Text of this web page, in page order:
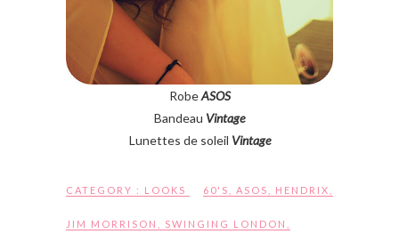
RobeASOS
Bandeau Vintage
Lunettes de soleil Vintage
CATEGORY : LOOKS 60'S ASOS HENDRIX
JIM MORRISON SWINGING LONDON